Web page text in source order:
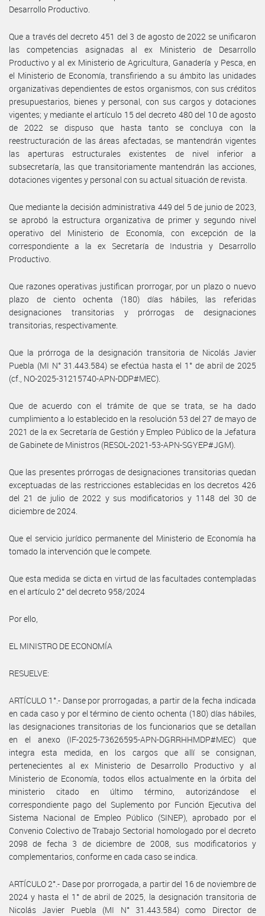
Desarrollo Productivo.
Que a través del decreto 451 del 3 de agosto de 2022 se unificaron
las competencias asignadas al ex Ministerio de Desarrollo
Productivo y al ex Ministerio de Agricultura, Ganadería y Pesca, en
el Ministerio de Economía, transfiriendo a su ámbito las unidades
organizativas dependientes de estos organismos, con sus créditos
presupuestarios, bienes y personal, con sus cargos y dotaciones
vigentes; y mediante el artículo 15 del decreto 480 del 10 de agosto
de 2022 se dispuso que hasta tanto se concluya con la
reestructuración de las áreas afectadas, se mantendrán vigentes
las aperturas estructurales existentes de nivel inferior a
subsecretaría, las que transitoriamente mantendrán las acciones,
dotaciones vigentes y personal con su actual situación de revista.
Que mediante la decisión administrativa 449 del 5 de junio de 2023,
se aprobó la estructura organizativa de primer y segundo nivel
operativo del Ministerio de Economía, con excepción de la
correspondiente a la ex Secretaría de Industria y Desarrollo
Productivo.
Que razones operativas justifican prorrogar, por un plazo o nuevo
plazo de ciento ochenta (180) días hábiles, las referidas
designaciones transitorias y prórrogas de designaciones
transitorias, respectivamente.
Que la prórroga de la designación transitoria de Nicolás Javier
Puebla (MI N° 31.443.584) se efectúa hasta el 1° de abril de 2025
(cf., NO-2025-31215740-APN-DDP#MEC).
Que de acuerdo con el trámite de que se trata, se ha dado
cumplimiento a lo establecido en la resolución 53 del 27 de mayo de
2021 de la ex Secretaría de Gestión y Empleo Público de la Jefatura
de Gabinete de Ministros (RESOL-2021-53-APN-SGYEP#JGM).
Que las presentes prórrogas de designaciones transitorias quedan
exceptuadas de las restricciones establecidas en los decretos 426
del 21 de julio de 2022 y sus modificatorios y 1148 del 30 de
diciembre de 2024.
Que el servicio jurídico permanente del Ministerio de Economía ha
tomado la intervención que le compete.
Que esta medida se dicta en virtud de las facultades contempladas
en el artículo 2° del decreto 958/2024
Por ello,
EL MINISTRO DE ECONOMÍA
RESUELVE:
ARTÍCULO 1°.- Danse por prorrogadas, a partir de la fecha indicada
en cada caso y por el término de ciento ochenta (180) días hábiles,
las designaciones transitorias de los funcionarios que se detallan
en el anexo (IF-2025-73626595-APN-DGRRHHMDP#MEC) que
integra esta medida, en los cargos que allí se consignan,
pertenecientes al ex Ministerio de Desarrollo Productivo y al
Ministerio de Economía, todos ellos actualmente en la órbita del
ministerio citado en último término, autorizándose el
correspondiente pago del Suplemento por Función Ejecutiva del
Sistema Nacional de Empleo Público (SINEP), aprobado por el
Convenio Colectivo de Trabajo Sectorial homologado por el decreto
2098 de fecha 3 de diciembre de 2008, sus modificatorios y
complementarios, conforme en cada caso se indica.
ARTÍCULO 2°.- Dase por prorrogada, a partir del 16 de noviembre de
2024 y hasta el 1° de abril de 2025, la designación transitoria de
Nicolás Javier Puebla (MI N° 31.443.584) como Director de